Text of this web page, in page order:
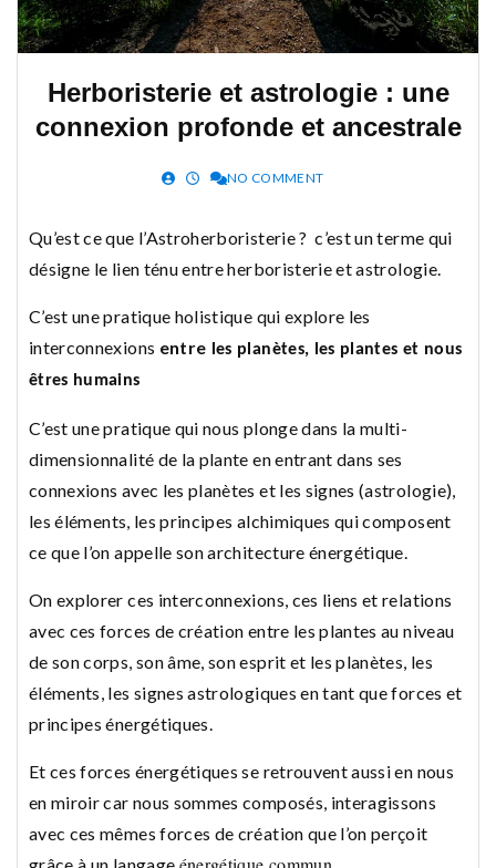
Herboristerie et astrologie : une
connexion profonde et ancestrale
NO COMMENT
Qu’est ce que l’Astroherboristerie ? c’est un terme qui
désigne le lien ténu entre herboristerie et astrologie.
C’est une pratique holistique qui explore les
interconnexions entre les planètes, les plantes et nous
êtres humains
C’est une pratique qui nous plonge dans la multi-
dimensionnalité de la plante en entrant dans ses
connexions avec les planètes et les signes (astrologie),
les éléments, les principes alchimiques qui composent
ce que l’on appelle son architecture énergétique.
On explorer ces interconnexions, ces liens et relations
avec ces forces de création entre les plantes au niveau
de son corps, son âme, son esprit et les planètes, les
éléments, les signes astrologiques en tant que forces et
principes énergétiques.
Et ces forces énergétiques se retrouvent aussi en nous
en miroir car nous sommes composés, interagissons
avec ces mêmes forces de création que l’on perçoit